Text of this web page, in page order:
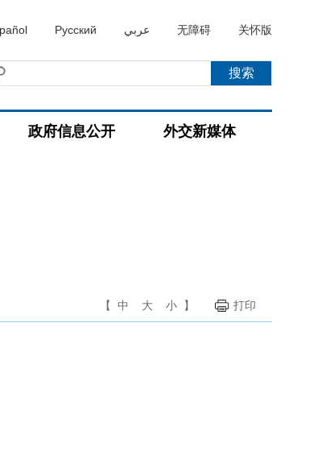
Русский عربي 无障碍 关怀版
政府信息公开 外交新媒体
【 中 大 小 】 打印